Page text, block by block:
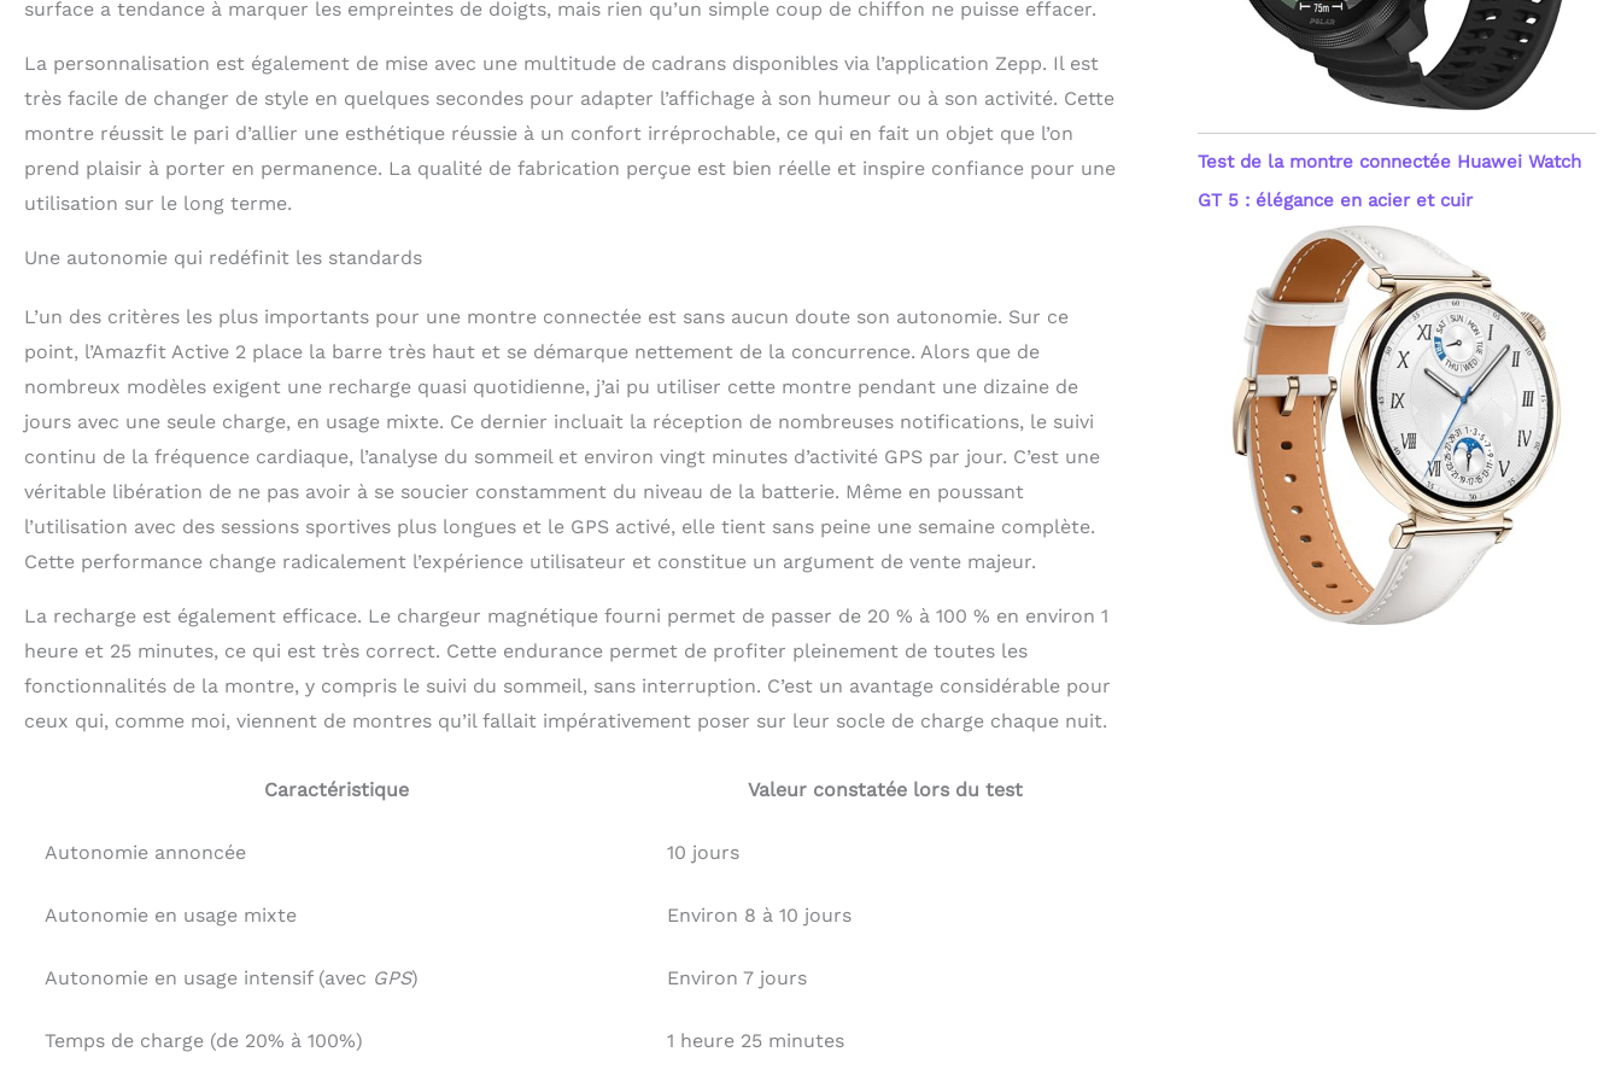
technologie BioTracker d'Amazfit suit votre fréquence cardiaque et vos
données de sommeil avec une précision que les capteurs précédents ne
peuvent tout simplement pas égaler. Remarque : Évitez d’utiliser savon, gel
hydroalcoolique, gel douche ou lotion pour nettoyer la montre, car ils peuvent
contact, rincez à l’eau claire, laissez tremper 30 min, puis séchez avec un
surface a tendance à marquer les empreintes de doigts, mais rien qu’un simple coup de chiffon ne puisse effacer.
La personnalisation est également de mise avec une multitude de cadrans disponibles via l’application Zepp. Il est
très facile de changer de style en quelques secondes pour adapter l’affichage à son humeur ou à son activité. Cette
montre réussit le pari d’allier une esthétique réussie à un confort irréprochable, ce qui en fait un objet que l’on
prend plaisir à porter en permanence. La qualité de fabrication perçue est bien réelle et inspire confiance pour une
utilisation sur le long terme.
Une autonomie qui redéfinit les standards
L’un des critères les plus importants pour une montre connectée est sans aucun doute son autonomie. Sur ce
point, l’Amazfit Active 2 place la barre très haut et se démarque nettement de la concurrence. Alors que de
nombreux modèles exigent une recharge quasi quotidienne, j’ai pu utiliser cette montre pendant une dizaine de
jours avec une seule charge, en usage mixte. Ce dernier incluait la réception de nombreuses notifications, le suivi
continu de la fréquence cardiaque, l’analyse du sommeil et environ vingt minutes d’activité GPS par jour. C’est une
véritable libération de ne pas avoir à se soucier constamment du niveau de la batterie. Même en poussant
l’utilisation avec des sessions sportives plus longues et le GPS activé, elle tient sans peine une semaine complète.
Cette performance change radicalement l’expérience utilisateur et constitue un argument de vente majeur.
La recharge est également efficace. Le chargeur magnétique fourni permet de passer de 20 % à 100 % en environ 1
heure et 25 minutes, ce qui est très correct. Cette endurance permet de profiter pleinement de toutes les
fonctionnalités de la montre, y compris le suivi du sommeil, sans interruption. C’est un avantage considérable pour
ceux qui, comme moi, viennent de montres qu’il fallait impérativement poser sur leur socle de charge chaque nuit.
Caractéristique Valeur constatée lors du test
Autonomie annoncée 10 jours
Autonomie en usage mixte Environ 8 à 10 jours
Autonomie en usage intensif (avec GPS) Environ 7 jours
Temps de charge (de 20% à 100%) 1 heure 25 minutes
Test de la montre connectée Huawei Watch
GT 5 : élégance en acier et cuir